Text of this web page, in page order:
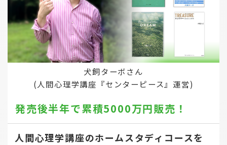
犬飼ターボさん
(人間心理学講座『センターピース』運営)
発売後半年で累積5000万円販売！
人間心理学講座のホームスタディコースを